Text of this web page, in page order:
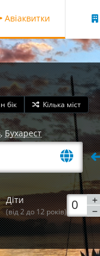
Авіаквитки
бік Кілька міст
,Бухарест
Діти
(від 2 до 12 років)